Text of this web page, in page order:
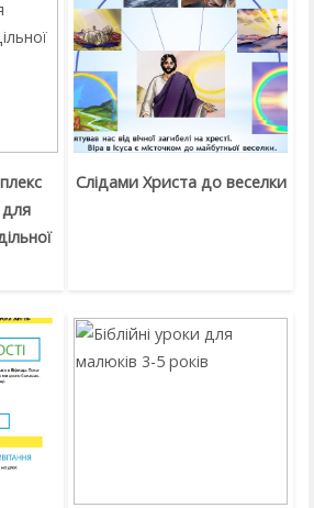
для
Слідами Христа до веселки